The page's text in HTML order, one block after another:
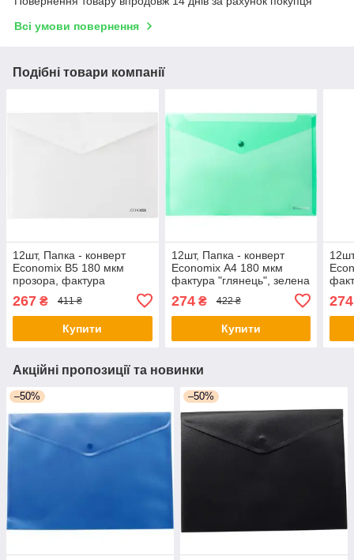
Всі умови повернення
Подібні товари компанії
12шт, Папка - конверт
Economix В5 180 мкм
прозора, фактура
"глянець", біла (E31302-
14) - оригінал
267 ₴ 411 ₴
Купити
12шт, Папка - конверт
Economix А4 180 мкм
фактура "глянець", зелена
274₴ 422 ₴
Купити
274
Акційні пропозиції та новинки
–50% –50%